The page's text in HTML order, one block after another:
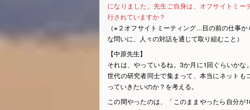
になりました。先生ご自身は、オフサイトミ
行されていますか？
（※２オフサイトミーティング...目の前の仕事
な問いに、人々の対話を通じて取り組むこと）
【中原先生】
それは、やっているね。3か月に1回ぐらいか
世代の研究者同士で集まって、本当にネット
っていきたいのか？を考える。
この間やったのは、「このままやったら自分